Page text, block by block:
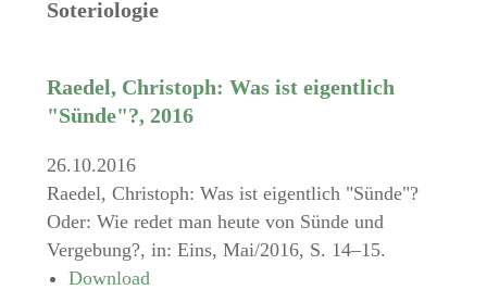
Soteriologie
Raedel, Christoph: Was ist eigentlich
"Sünde"?, 2016
26.10.2016
Raedel, Christoph: Was ist eigentlich "Sünde"?
Oder: Wie redet man heute von Sünde und
Vergebung?, in: Eins, Mai/2016, S. 14–15.
Download